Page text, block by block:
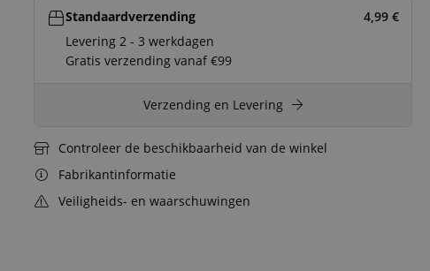
Standaardverzending 4,99 €
Levering 2 - 3 werkdagen
Gratis verzending vanaf €99
Verzending en Levering
Controleer de beschikbaarheid van de winkel
Fabrikantinformatie
Veiligheids- en waarschuwingen